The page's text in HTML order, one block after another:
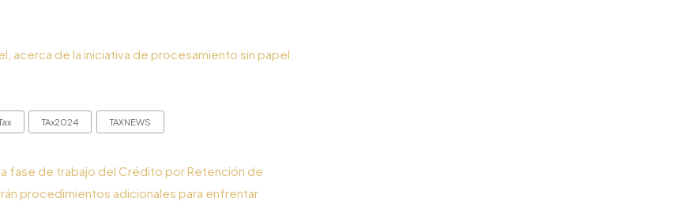
acerca de la iniciativa de procesamiento sin papel
TAx2024 TAXNEWS
fase de trabajo del Crédito por Retención de
procedimientos adicionales para enfrentar